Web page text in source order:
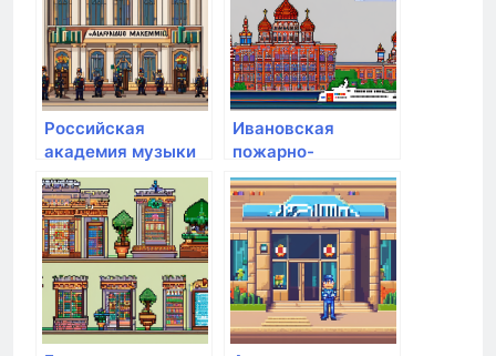
Российская
академия музыки
им. Гнесиных
Ивановская
пожарно-
спасательная
академия ГПС МЧС
России